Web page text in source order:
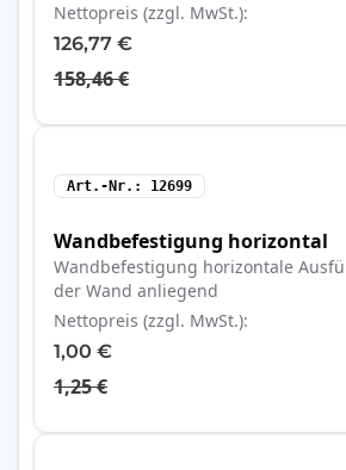
Nettopreis (zzgl. MwSt.)
126,77 €
158,46 €
Art.-Nr. 12699
Wandbefestigung horizontal
Wandbefestigung horizontale
der Wand anliegend
Nettopreis (zzgl. MwSt.)
1,00 €
1,25 €